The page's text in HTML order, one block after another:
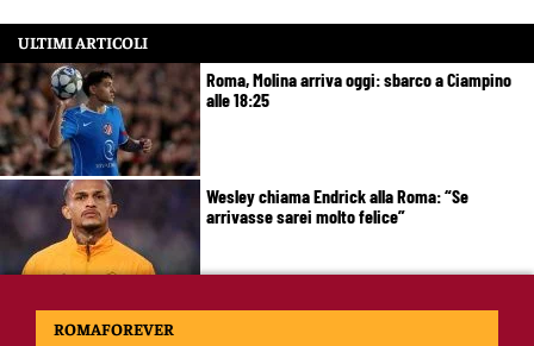
ULTIMI ARTICOLI
Roma, Molina arriva oggi: sbarco a Ciampino
alle 18:25
Wesley chiama Endrick alla Roma: “Se
arrivasse sarei molto felice”
Roma-Mora, trattativa nella notte: offerti 25
ROMAFOREVER